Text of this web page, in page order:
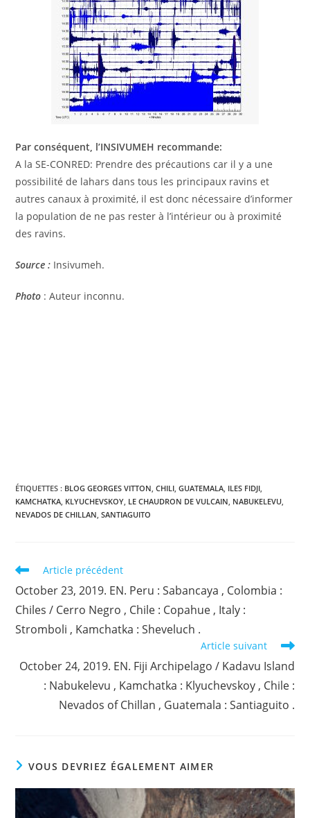
Par conséquent, l’INSIVUMEH recommande:
A la SE-CONRED: Prendre des précautions car il y a une
possibilité de lahars dans tous les principaux ravins et
autres canaux à proximité, il est donc nécessaire d’informer
la population de ne pas rester à l’intérieur ou à proximité
des ravins.
Source : Insivumeh.
Photo : Auteur inconnu.
ÉTIQUETTES : BLOG GEORGES VITTON, CHILI, GUATEMALA, ILES FIDJI,
KAMCHATKA, KLYUCHEVSKOY, LE CHAUDRON DE VULCAIN, NABUKELEVU,
NEVADOS DE CHILLAN, SANTIAGUITO
Read
articles
Article précédent
October 23, 2019. EN. Peru : Sabancaya , Colombia :
Chiles / Cerro Negro , Chile : Copahue , Italy :
Stromboli , Kamchatka : Sheveluch .
Article suivant
October 24, 2019. EN. Fiji Archipelago / Kadavu Island
: Nabukelevu , Kamchatka : Klyuchevskoy , Chile :
Nevados of Chillan , Guatemala : Santiaguito .
VOUS DEVRIEZ ÉGALEMENT AIMER